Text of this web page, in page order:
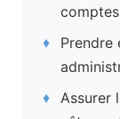
Prendre
Assurer